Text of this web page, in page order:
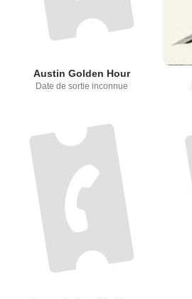
Austin Golden Hour
Date de sortie inconnue